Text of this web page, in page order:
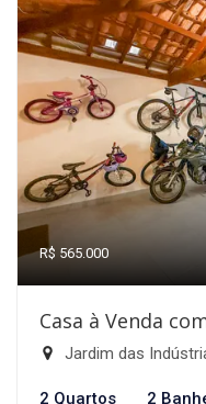
R$ 565.000
Casa à Venda
Jardim das
2 Quartos 2